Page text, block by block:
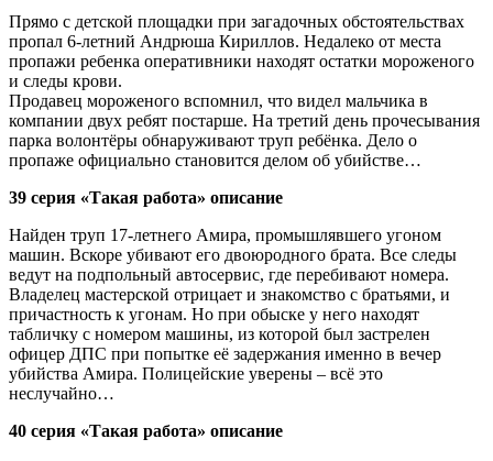
Прямо с детской площадки при загадочных обстоятельствах
пропал 6-летний Андрюша Кириллов. Недалеко от места
пропажи ребенка оперативники находят остатки мороженого
и следы крови.
Продавец мороженого вспомнил, что видел мальчика в
компании двух ребят постарше. На третий день прочесывания
парка волонтёры обнаруживают труп ребёнка. Дело о
пропаже официально становится делом об убийстве…
39 серия «Такая работа» описание
Найден труп 17-летнего Амира, промышлявшего угоном
машин. Вскоре убивают его двоюродного брата. Все следы
ведут на подпольный автосервис, где перебивают номера.
Владелец мастерской отрицает и знакомство с братьями, и
причастность к угонам. Но при обыске у него находят
табличку с номером машины, из которой был застрелен
офицер ДПС при попытке её задержания именно в вечер
убийства Амира. Полицейские уверены – всё это
неслучайно…
40 серия «Такая работа» описание